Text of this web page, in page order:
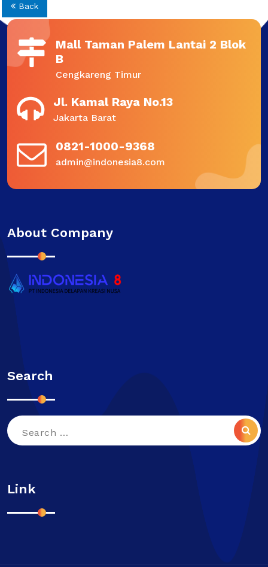
Back
Mall Taman Palem Lantai 2 Blok
B
Cengkareng Timur
Jl. Kamal Raya No.13
Jakarta Barat
0821-1000-9368
admin@indonesia8.com
About Company
Search
Search
Link